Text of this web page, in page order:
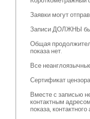
Заявки могут
Записи ДОЛЖНЫ
Общая
показа нет.
Все
Сертификат
Вместе с записью
контактным
показа,